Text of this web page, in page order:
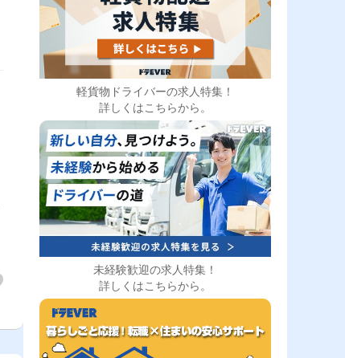
軽貨物ドライバーの求人特集！
詳しくはこちらから。
未経験歓迎の求人特集！
詳しくはこちらから。